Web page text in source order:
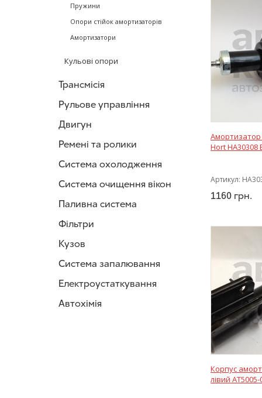
Mando(1)
Пружини
Опори стійок амортизаторів
Амортизатори
Кульові опори
Трансмісія
Рульове управління
Двигун
Ремені та ролики
Система охолодження
Система очищення вікон
Паливна система
Фільтри
Кузов
Система запалювання
Електроустаткування
Автохімія
Амортизатор
Hort HA30308
Артикул:
1160 грн.
Корпус
лівий